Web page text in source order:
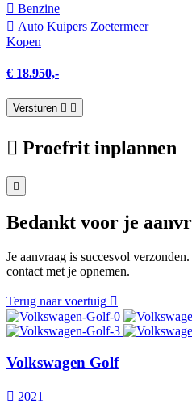
Benzine
Auto Kuipers Zoetermeer
Kopen
€ 18.950,-
Versturen
Proefrit inplannen
Bedankt voor je
Je aanvraag is succesvol
contact met je opnemen.
Terug naar voertuig
Volkswagen Golf
2021